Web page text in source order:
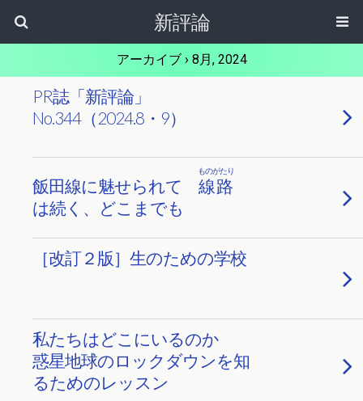
新評論
アーカイブ › 8月, 2024
PR誌「新評論」
No.344（2024.8・9）
飯田線に魅せられて 線路
ものがたり
は続く、どこまでも
［改訂２版］生のための学校
私たちはどこにいるのか
惑星地球のロックダウンを知
るためのレッスン